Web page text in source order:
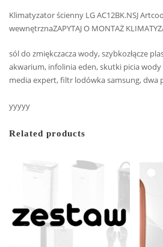
Klimatyzator ścienny LG AC12BK.NSJ
wewnętrzna ZAPYTAJ O MONTAŻ
sól do zmiękczacza wody, szybkozłącze
akwarium, infolinia eden, skutki picia
media expert, filtr lodówka samsung, dwa
yyyyy
Related products